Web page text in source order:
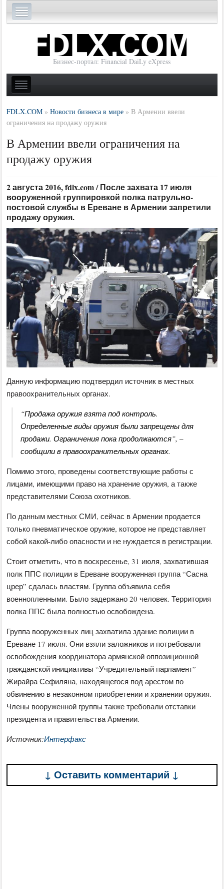
Бизнес-портал: Financial DaiLy eXpress
FDLX.COM »Новости бизнеса в мире »В Армении ввели
ограничения на продажу оружия
В Армении ввели ограничения на
продажу оружия
2 августа 2016, fdlx.com / После захвата 17 июля
вооруженной группировкой полка патрульно-
постовой службы в Ереване в Армении запретили
продажу оружия.
Данную информацию подтвердил источник в местных
правоохранительных органах.
“Продажа оружия взята под контроль.
Определенные виды оружия были запрещены для
продажи. Ограничения пока продолжаются”, –
сообщили в правоохранительных органах.
Помимо этого, проведены соответствующие работы с
лицами, имеющими право на хранение оружия, а также
представителями Союза охотников.
По данным местных СМИ, сейчас в Армении продается
только пневматическое оружие, которое не представляет
собой какой-либо опасности и не нуждается в регистрации.
Стоит отметить, что в воскресенье, 31 июля, захватившая
полк ППС полиции в Ереване вооруженная группа “Сасна
црер” сдалась властям. Группа объявила себя
военнопленными. Было задержано 20 человек. Территория
полка ППС была полностью освобождена.
Группа вооруженных лиц захватила здание полиции в
Ереване 17 июля. Они взяли заложников и потребовали
освобождения координатора армянской оппозиционной
гражданской инициативы “Учредительный парламент”
Жирайра Сефиляна, находящегося под арестом по
обвинению в незаконном приобретении и хранении оружия.
Члены вооруженной группы также требовали отставки
президента и правительства Армении.
Источник:Интерфакс
↓ Оставить комментарий ↓